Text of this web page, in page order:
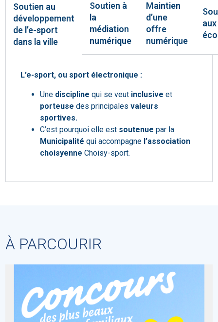
Soutien au
développement
de l’e-sport
dans la ville
Soutien à
la
médiation
numérique
Maintien
d’une
offre
numérique
aux
L’e-sport, ou sport électronique :
Une discipline qui se veut inclusive et
porteuse des principalesvaleurs
sportives.
C’est pourquoi elle est soutenue par la
Municipalité qui accompagne l’association
choisyenne Choisy-sport.
À PARCOURIR